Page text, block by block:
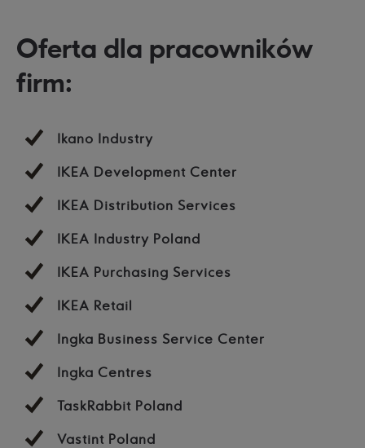
Oferta dla pracowników
firm:
Ikano Industry
IKEA Development Center
IKEA Distribution Services
IKEA Industry Poland
IKEA Purchasing Services
IKEA Retail
Ingka Business Service Center
Ingka Centres
TaskRabbit Poland
Vastint Poland